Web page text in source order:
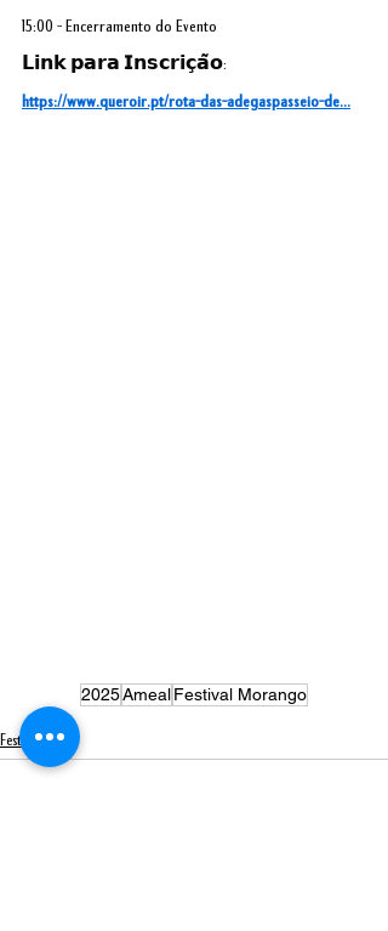
15:00 - Encerramento do Evento
𝗟𝗶𝗻𝗸 𝗽𝗮𝗿𝗮 𝗜𝗻𝘀𝗰𝗿𝗶𝗰̧𝗮̃𝗼:
https://www.queroir.pt/rota-das-adegaspasseio-de...
2025AmealFestival Morango
Festivais